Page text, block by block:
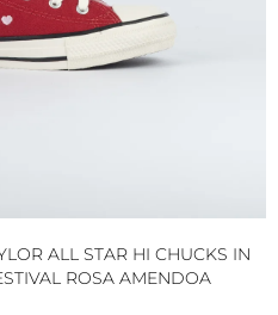
ALL STAR HI CHUCKS IN
ROSA AMENDOA